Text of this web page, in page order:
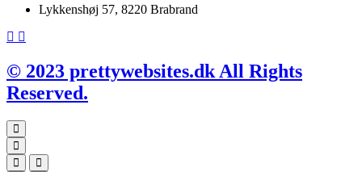
Lykkenshøj 57, 8220 Brabrand
© 2023 prettywebsites.dk All Rights
Reserved.